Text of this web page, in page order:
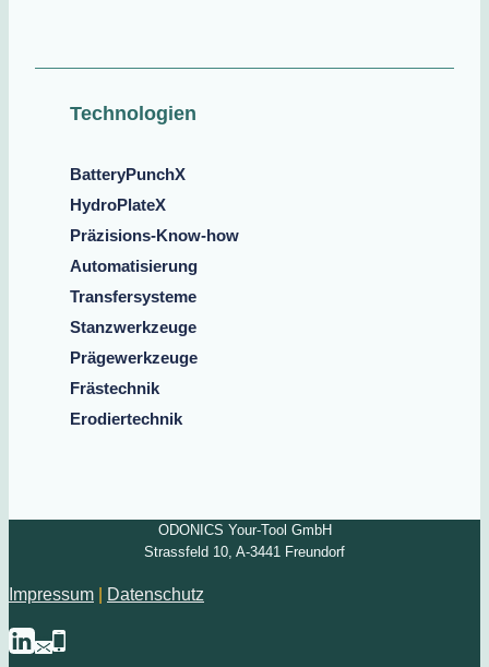
Technologien
BatteryPunchX
HydroPlateX
Präzisions-Know-how
Automatisierung
Transfersysteme
Stanzwerkzeuge
Prägewerkzeuge
Frästechnik
Erodiertechnik
ODONICS Your-Tool GmbH
Strassfeld 10, A-3441 Freundorf
Impressum Datenschutz